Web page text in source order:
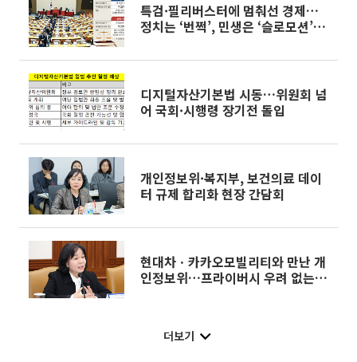
특검·필리버스터에 멈춰선 경제…
정치는 ‘번쩍’, 민생은 ‘슬로모션’
디지털자산기본법 시동…위원회 넘
어 국회·시행령 장기전 돌입
개인정보위·복지부, 보건의료 데이
터 규제 합리화 현장 간담회
현대차ㆍ카카오모빌리티와 만난 개
인정보위…프라이버시 우려 없는 자
더보기